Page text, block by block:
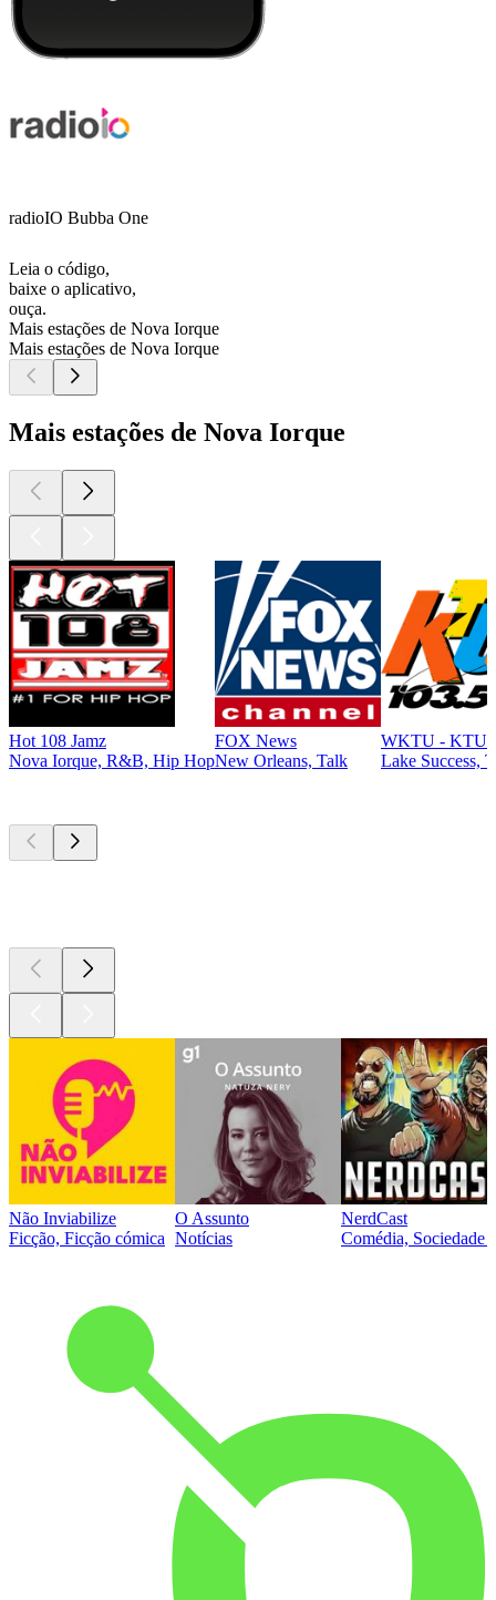
radioIO Bubba One
Leia o código,
baixe o aplicativo,
ouça.
Mais estações de Nova Iorque
Mais estações de Nova Iorque
Mais estações de Nova Iorque
Hot 108 Jamz
Nova Iorque, R&B, Hip Hop
FOX News
New Orleans, Talk
WKTU - KTU
Lake Success,
Não Inviabilize
Ficção, Ficção cómica
O Assunto
Notícias
NerdCast
Comédia, Sociedade